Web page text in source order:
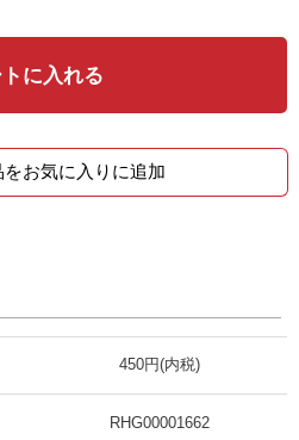
に入れる
をお気に入りに追加
450円(内税)
RHG00001662